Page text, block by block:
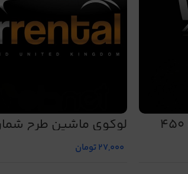
لوگوی ماشین طرح شماره
27,000تومان